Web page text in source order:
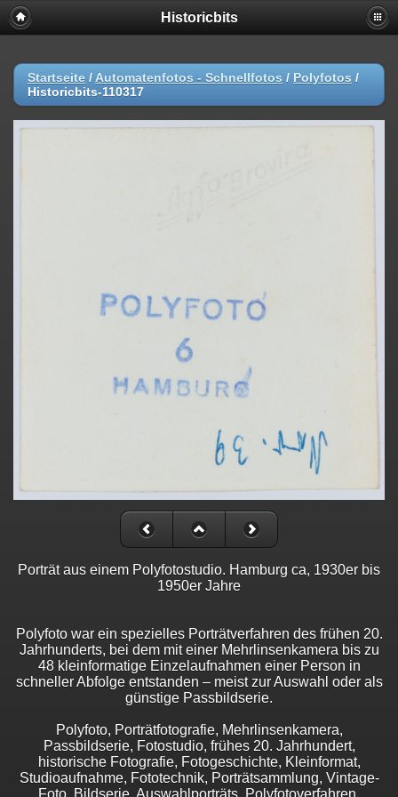
Historicbits
Startseite / Automatenfotos - Schnellfotos / Polyfotos /
Historicbits-110317
Porträt aus einem Polyfotostudio. Hamburg ca, 1930er bis
1950er Jahre
Polyfoto war ein spezielles Porträtverfahren des frühen 20.
Jahrhunderts, bei dem mit einer Mehrlinsenkamera bis zu
48 kleinformatige Einzelaufnahmen einer Person in
schneller Abfolge entstanden – meist zur Auswahl oder als
günstige Passbildserie.
Polyfoto, Porträtfotografie, Mehrlinsenkamera,
Passbildserie, Fotostudio, frühes 20. Jahrhundert,
historische Fotografie, Fotogeschichte, Kleinformat,
Studioaufnahme, Fototechnik, Porträtsammlung, Vintage-
Foto, Bildserie, Auswahlporträts, Polyfotoverfahren,